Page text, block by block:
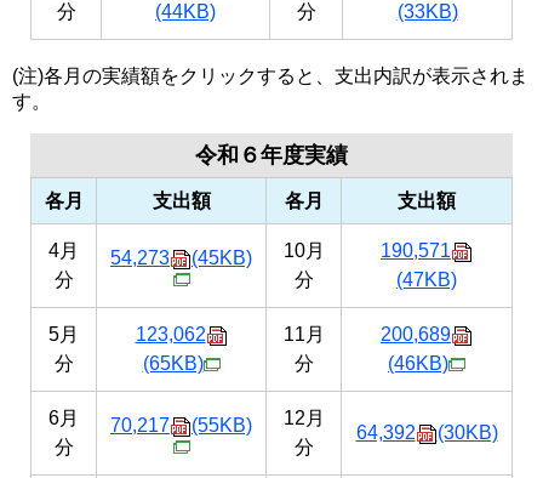
分
(44KB)
分
(33KB)
(注)各月の実績額をクリックすると、支出内訳が表示されま
す。
令和６年度実績
各月 支出額 各月 支出額
4月
分
54,273 (45KB)
10月
分
190,571
(47KB)
5月
分
123,062
(65KB)
11月
分
200,689
(46KB)
6月
分
70,217 (55KB)
12月
分
64,392 (30KB)